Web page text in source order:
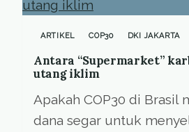
ARTIKEL COP30 DKI JAKARTA
Antara “Supermarket”
utang iklim
Apakah COP30 di Brasil
dana segar untuk